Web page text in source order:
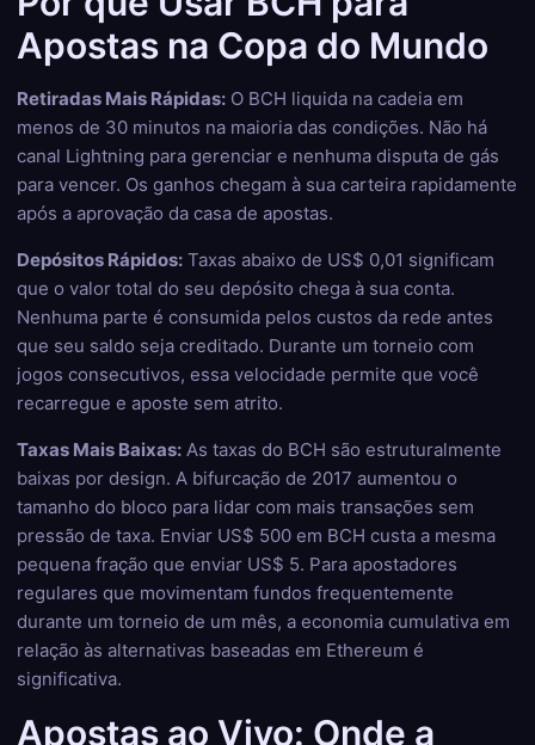
Apostas na Copa do Mundo
Retiradas Mais Rápidas: O BCH liquida na cadeia em
menos de 30 minutos na maioria das condições. Não há
canal Lightning para gerenciar e nenhuma disputa de gás
para vencer. Os ganhos chegam à sua carteira rapidamente
após a aprovação da casa de apostas.
Depósitos Rápidos: Taxas abaixo de US$ 0,01 significam
que o valor total do seu depósito chega à sua conta.
Nenhuma parte é consumida pelos custos da rede antes
que seu saldo seja creditado. Durante um torneio com
jogos consecutivos, essa velocidade permite que você
recarregue e aposte sem atrito.
Taxas Mais Baixas: As taxas do BCH são estruturalmente
baixas por design. A bifurcação de 2017 aumentou o
tamanho do bloco para lidar com mais transações sem
pressão de taxa. Enviar US$ 500 em BCH custa a mesma
pequena fração que enviar US$ 5. Para apostadores
regulares que movimentam fundos frequentemente
durante um torneio de um mês, a economia cumulativa em
relação às alternativas baseadas em Ethereum é
significativa.
Apostas ao Vivo: Onde a